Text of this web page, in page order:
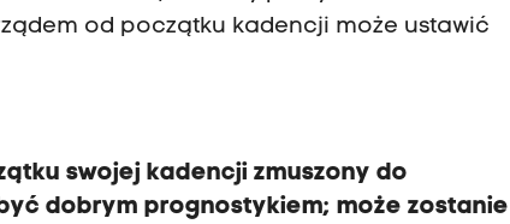
od początku kadencji może ustawić
swojej kadencji zmuszony do
dobrym prognostykiem; może zostanie